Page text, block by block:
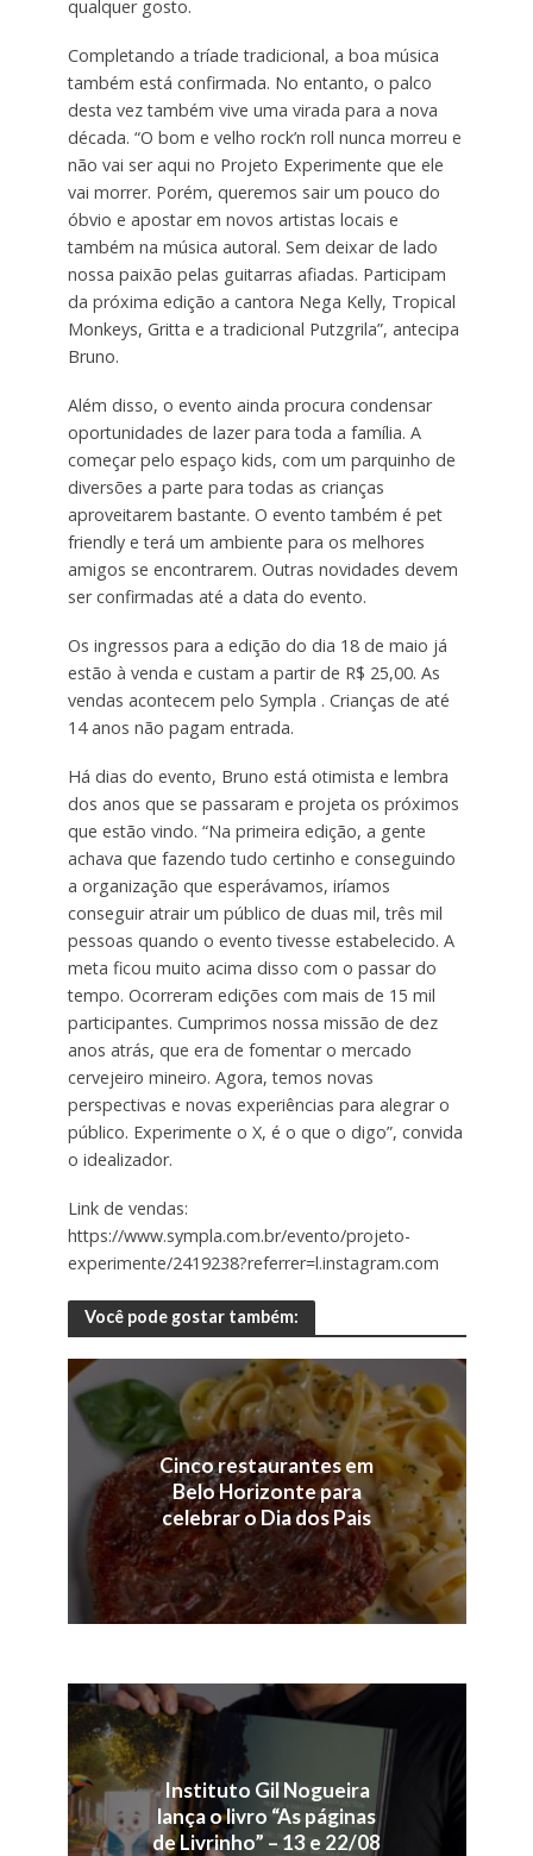
qualquer gosto.
Completando a tríade tradicional, a boa música
também está confirmada. No entanto, o palco
desta vez também vive uma virada para a nova
década. “O bom e velho rock’n roll nunca morreu e
não vai ser aqui no Projeto Experimente que ele
vai morrer. Porém, queremos sair um pouco do
óbvio e apostar em novos artistas locais e
também na música autoral. Sem deixar de lado
nossa paixão pelas guitarras afiadas. Participam
da próxima edição a cantora Nega Kelly, Tropical
Monkeys, Gritta e a tradicional Putzgrila”, antecipa
Bruno.
Além disso, o evento ainda procura condensar
oportunidades de lazer para toda a família. A
começar pelo espaço kids, com um parquinho de
diversões a parte para todas as crianças
aproveitarem bastante. O evento também é pet
friendly e terá um ambiente para os melhores
amigos se encontrarem. Outras novidades devem
ser confirmadas até a data do evento.
Os ingressos para a edição do dia 18 de maio já
estão à venda e custam a partir de R$ 25,00. As
vendas acontecem pelo Sympla . Crianças de até
14 anos não pagam entrada.
Há dias do evento, Bruno está otimista e lembra
dos anos que se passaram e projeta os próximos
que estão vindo. “Na primeira edição, a gente
achava que fazendo tudo certinho e conseguindo
a organização que esperávamos, iríamos
conseguir atrair um público de duas mil, três mil
pessoas quando o evento tivesse estabelecido. A
meta ficou muito acima disso com o passar do
tempo. Ocorreram edições com mais de 15 mil
participantes. Cumprimos nossa missão de dez
anos atrás, que era de fomentar o mercado
cervejeiro mineiro. Agora, temos novas
perspectivas e novas experiências para alegrar o
público. Experimente o X, é o que o digo”, convida
o idealizador.
Link de vendas:
https://www.sympla.com.br/evento/projeto-
experimente/2419238?referrer=l.instagram.com
Você pode gostar também:
Cinco restaurantes em
Belo Horizonte para
celebrar o Dia dos Pais
Instituto Gil Nogueira
lança o livro “As páginas
de Livrinho” – 13 e 22/08